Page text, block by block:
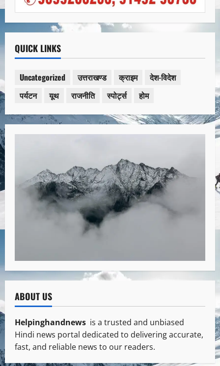
QUICK LINKS
Uncategorized उत्तराखण्ड क्राइम
देश-विदेश
पर्यटन
यूथ राजनीति स्पोर्ट्स होम
ABOUT US
Helpinghandnews is a trusted and unbiased
Hindi news portal dedicated to delivering accurate,
fast, and reliable news to our readers.